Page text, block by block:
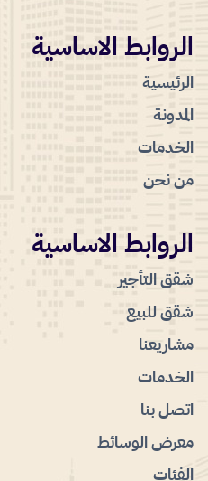
الروابط الاساسية
الرئيسية
المدونة
الخدمات
من نحن
الروابط الاساسية
شقق التأجير
شقق للبيع
مشاريعنا
الخدمات
اتصل بنا
معرض الوسائط
الفئات